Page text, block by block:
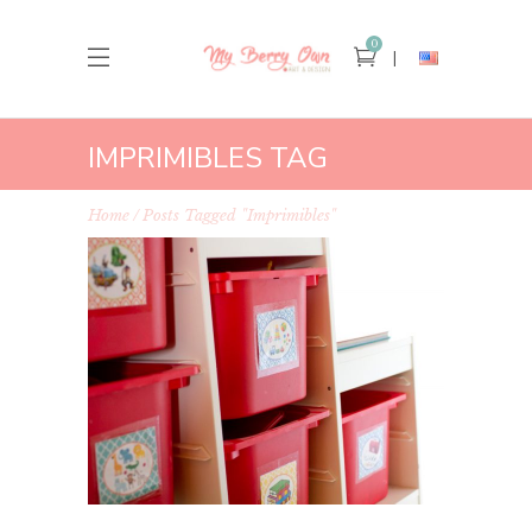
0
IMPRIMIBLES TAG
Home Posts Tagged "Imprimibles"